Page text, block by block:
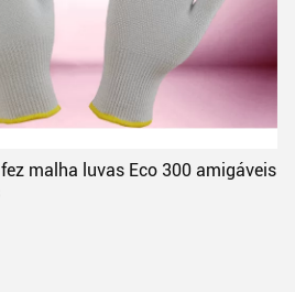
malha luvas Eco 300 amigáveis